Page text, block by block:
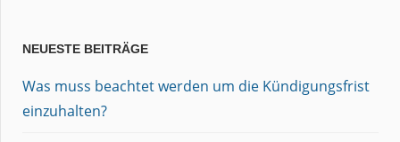
NEUESTE BEITRÄGE
Was muss beachtet werden um die Kündigungsfrist
einzuhalten?